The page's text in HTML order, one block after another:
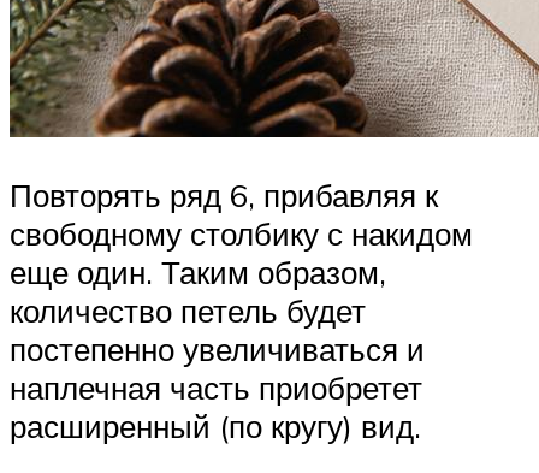
Повторять ряд 6, прибавляя к
свободному столбику с накидом
еще один. Таким образом,
количество петель будет
постепенно увеличиваться и
наплечная часть приобретет
расширенный (по кругу) вид.